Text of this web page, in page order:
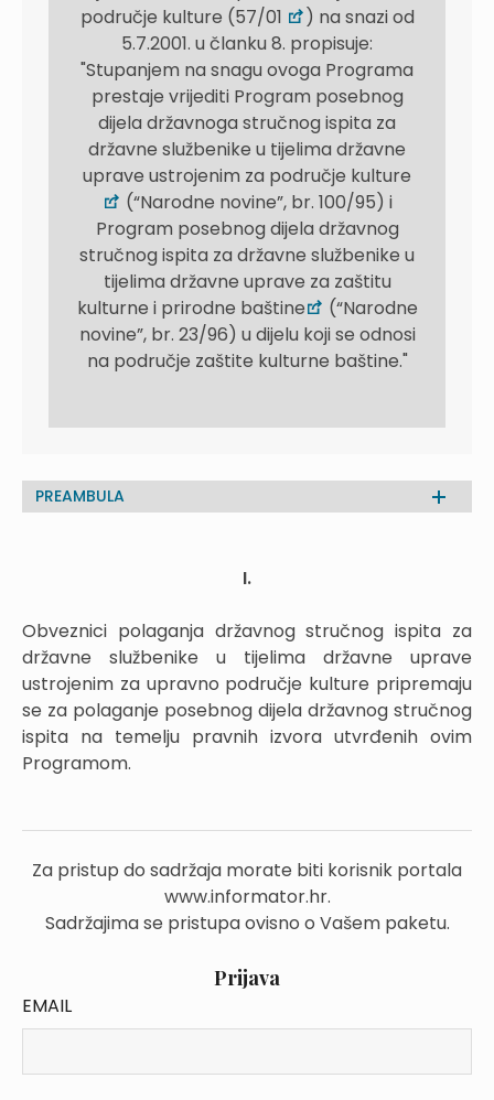
područje kulture (57/01
) na snazi od
5.7.2001. u članku 8. propisuje:
"Stupanjem na snagu ovoga Programa
prestaje vrijediti Program posebnog
dijela državnoga stručnog ispita za
državne službenike u tijelima državne
uprave ustrojenim za područje kulture
(“Narodne novine”, br. 100/95) i
Program posebnog dijela državnog
stručnog ispita za državne službenike u
tijelima državne uprave za zaštitu
kulturne i prirodne baštine
(“Narodne
novine”, br. 23/96) u dijelu koji se odnosi
na područje zaštite kulturne baštine."
PREAMBULA
I.
Obveznici polaganja državnog stručnog ispita za
državne službenike u tijelima državne uprave
ustrojenim za upravno područje kulture pripremaju
se za polaganje posebnog dijela državnog stručnog
ispita na temelju pravnih izvora utvrđenih ovim
Programom.
Za pristup do sadržaja morate biti korisnik portala
www.informator.hr.
Sadržajima se pristupa ovisno o Vašem paketu.
Prijava
EMAIL